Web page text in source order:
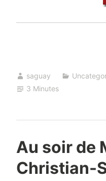
saguay
3 Minutes
Au soir de
Christian-